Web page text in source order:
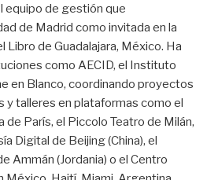
equipo de gestión que
de Madrid como invitada en la
Libro de Guadalajara, México. Ha
como AECID, el Instituto
en Blanco, coordinando proyectos
y talleres en plataformas como el
de París, el Piccolo Teatro de Milán,
Digital de Beijing (China), el
Ammán (Jordania) o el Centro